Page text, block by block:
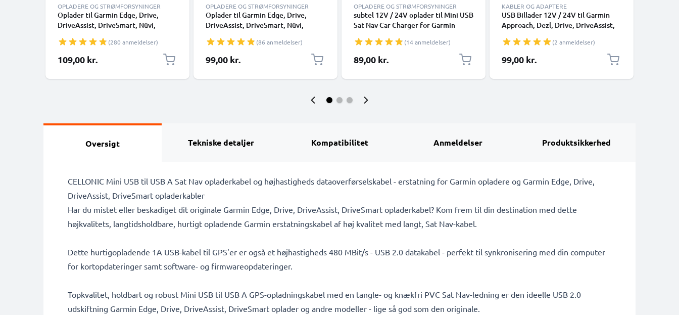
OPLADERE OG STRØMFORSYNINGER
Oplader til Garmin Edge, Drive,
DriveAssist, DriveSmart, Nüvi,
1000mA Med indbygget
opladningskabel 1.1m
(280 anmeldelser)
109,00 kr.
OPLADERE OG STRØMFORSYNINGER
Oplader til Garmin Edge, Drive,
DriveAssist, DriveSmart, Nüvi,
2000mA Med indbygget
opladningskabel 1,2m
(86 anmeldelser)
99,00 kr.
OPLADERE OG STRØMFORSYNINGER
subtel 12V / 24V oplader til Mini USB
Sat Nav Car Charger for Garmin
DriveSmart, Nüvi, Oregon, eTrex,
GPSMAP 2.4A / 2400mA GPS
Cigarette Lighter Adapter m/ 1m
(14 anmeldelser)
89,00 kr.
KABLER OG ADAPTERE
USB Billader 12V / 24V til Garmin
Approach, Dezl, Drive, DriveAssist,
Nüvi, Oregon, Zumo USB
Opladningsadapter Oplader
(2 anmeldelser)
99,00 kr.
Oversigt Tekniske detaljer Kompatibilitet Anmeldelser Produktsikkerhed
CELLONIC Mini USB til USB A Sat Nav opladerkabel og højhastigheds dataoverførselskabel - erstatning for Garmin opladere og Garmin Edge, Drive,
DriveAssist, DriveSmart opladerkabler
Har du mistet eller beskadiget dit originale Garmin Edge, Drive, DriveAssist, DriveSmart opladerkabel? Kom frem til din destination med dette
højkvalitets, langtidsholdbare, hurtigt opladende Garmin erstatningskabel af høj kvalitet med langt, Sat Nav-kabel.
Dette hurtigopladende 1A USB-kabel til GPS'er er også et højhastigheds 480 MBit/s - USB 2.0 datakabel - perfekt til synkronisering med din computer
for kortopdateringer samt software- og firmwareopdateringer.
Topkvalitet, holdbart og robust Mini USB til USB A GPS-opladningskabel med en tangle- og knækfri PVC Sat Nav-ledning er den ideelle USB 2.0
udskiftning Garmin Edge, Drive, DriveAssist, DriveSmart oplader og andre modeller - lige så god som den originale.